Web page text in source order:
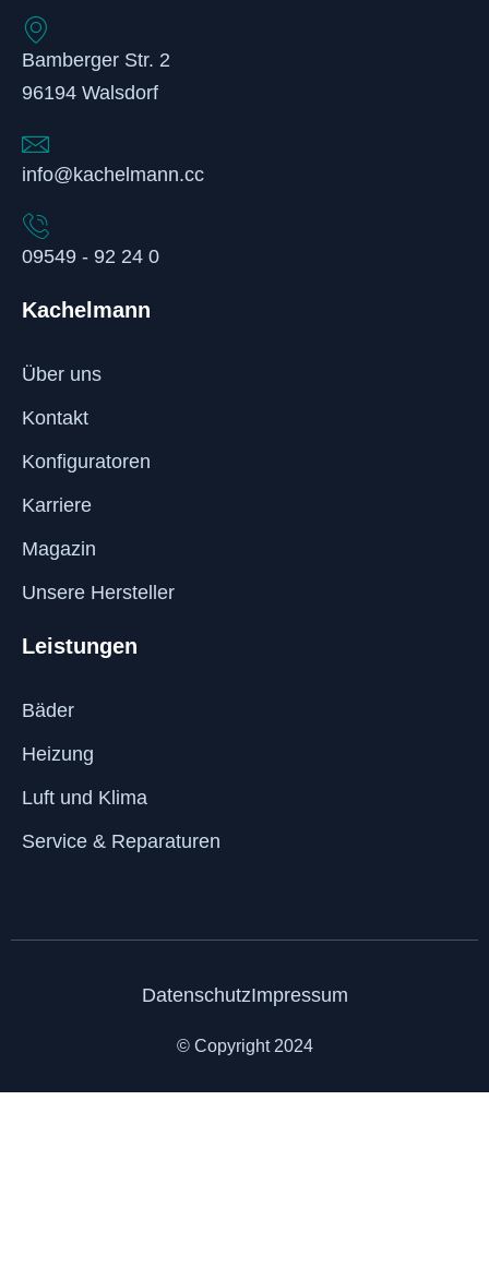
Bamberger Str. 2
96194 Walsdorf
info@kachelmann.cc
09549 - 92 24 0
Kachelmann
Über uns
Kontakt
Konfiguratoren
Karriere
Magazin
Unsere Hersteller
Leistungen
Bäder
Heizung
Luft und Klima
Service & Reparaturen
DatenschutzImpressum
© Copyright 2024